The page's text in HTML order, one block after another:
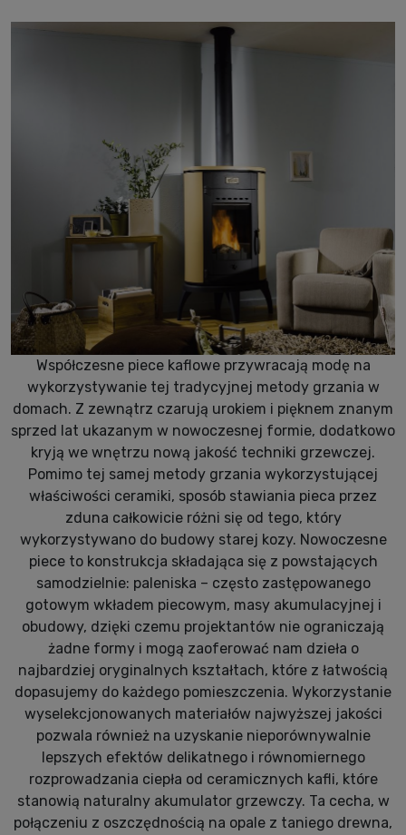
Współczesne piece kaflowe przywracają modę na
wykorzystywanie tej tradycyjnej metody grzania w
domach. Z zewnątrz czarują urokiem i pięknem znanym
sprzed lat ukazanym w nowoczesnej formie, dodatkowo
kryją we wnętrzu nową jakość techniki grzewczej.
Pomimo tej samej metody grzania wykorzystującej
właściwości ceramiki, sposób stawiania pieca przez
zduna całkowicie różni się od tego, który
wykorzystywano do budowy starej kozy. Nowoczesne
piece to konstrukcja składająca się z powstających
samodzielnie: paleniska – często zastępowanego
gotowym wkładem piecowym, masy akumulacyjnej i
obudowy, dzięki czemu projektantów nie ograniczają
żadne formy i mogą zaoferować nam dzieła o
najbardziej oryginalnych kształtach, które z łatwością
dopasujemy do każdego pomieszczenia. Wykorzystanie
wyselekcjonowanych materiałów najwyższej jakości
pozwala również na uzyskanie nieporównywalnie
lepszych efektów delikatnego i równomiernego
rozprowadzania ciepła od ceramicznych kafli, które
stanowią naturalny akumulator grzewczy. Ta cecha, w
połączeniu z oszczędnością na opale z taniego drewna,